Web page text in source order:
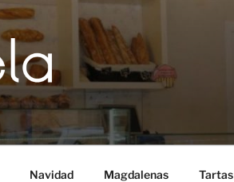
Navidad Magdalenas Tartas